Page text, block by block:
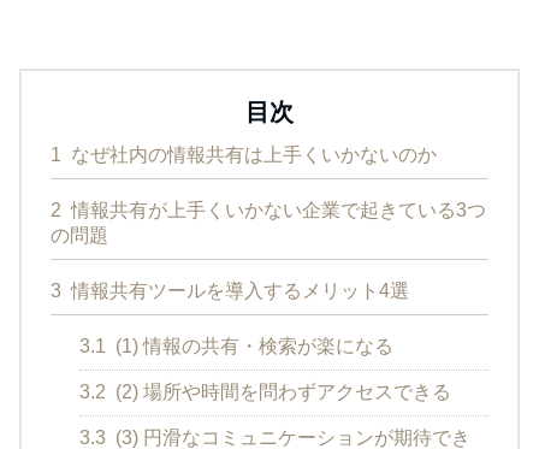
目次
1 なぜ社内の情報共有は上手くいかないのか
2 情報共有が上手くいかない企業で起きている3つ
の問題
3 情報共有ツールを導入するメリット4選
3.1 (1) 情報の共有・検索が楽になる
3.2 (2) 場所や時間を問わずアクセスできる
3.3 (3) 円滑なコミュニケーションが期待でき